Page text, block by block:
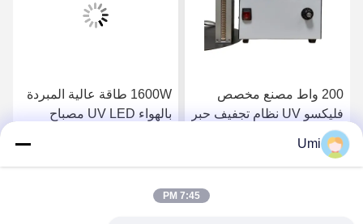
200 واط مصنع مخصص
فليكسو UV نظام تجفيف حبر
فوق البنفسجية 395nm
احصل على افضل سعر
1600W طاقة عالية المبردة
بالهواء UV LED مصباح
للتعرض للطباعة الشاشة
احصل على افضل سعر
Umi
7:45 PM